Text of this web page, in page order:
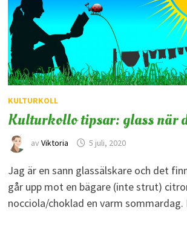
KULTURKOLL
Kulturkollo tipsar: glass när
av Viktoria 5 juli, 2020
Jag är en sann glassälskare och det
går upp mot en bägare (inte strut)
nocciola/choklad en varm